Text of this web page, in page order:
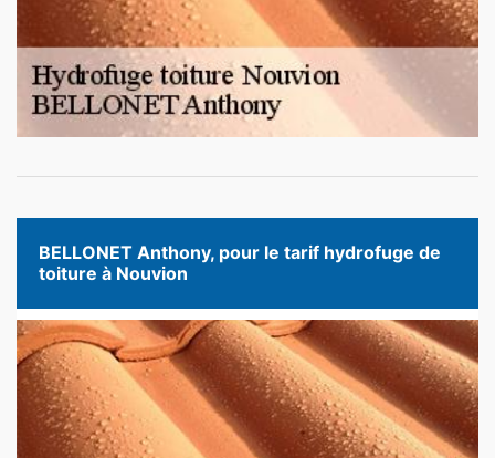
BELLONET Anthony, pour le tarif hydrofuge de
toiture à Nouvion